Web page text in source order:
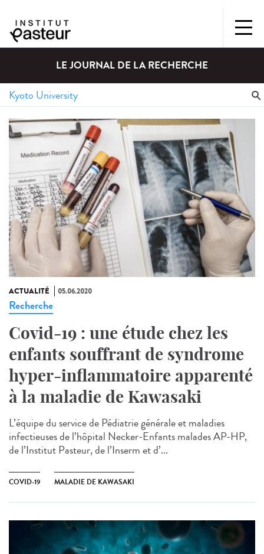
LE JOURNAL DE LA RECHERCHE
ACTUALITÉ 05.06.2020
Recherche
Covid-19 : une étude chez les
enfants souffrant de syndrome
hyper-inflammatoire apparenté
à la maladie de Kawasaki
L’équipe du service de Pédiatrie générale et maladies
infectieuses de l’hôpital Necker-Enfants malades AP-HP,
de l’Institut Pasteur, de l’Inserm et d’...
COVID-19 MALADIE DE KAWASAKI